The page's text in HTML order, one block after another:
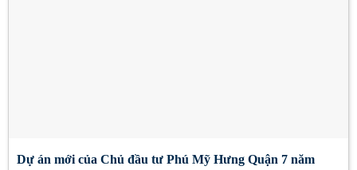
Dự án mới của Chủ đầu tư Phú Mỹ Hưng Quận 7 năm